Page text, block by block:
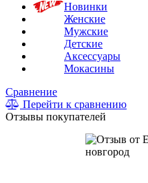
Новинки
Женские
Мужские
Детские
Аксессуары
Мокасины
Сравнение
Перейти к сравнению
Отзывы покупателей